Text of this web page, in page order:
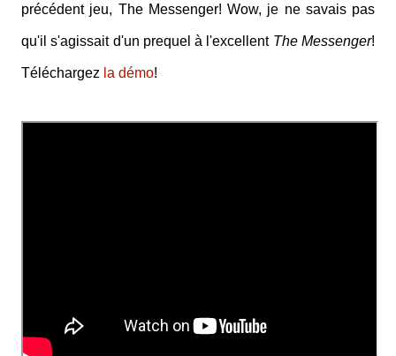
précédent jeu, The Messenger! Wow, je ne savais pas
qu'il s'agissait d'un prequel à l'excellent The Messenger!
Téléchargez la démo!